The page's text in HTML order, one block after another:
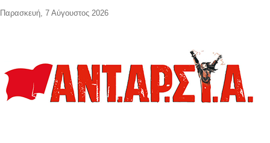
Παρασκευή, 7 Αύγουστος 2026